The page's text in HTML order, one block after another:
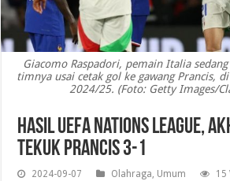
Giacomo Raspadori, pemain Italia
timnya usai cetak gol ke gawang Prancis,
2024/25. (Foto: Getty Images/
Hasil UEFA Nations League,
Tekuk Prancis 3-1
2024-09-07 Olahraga Umum 15